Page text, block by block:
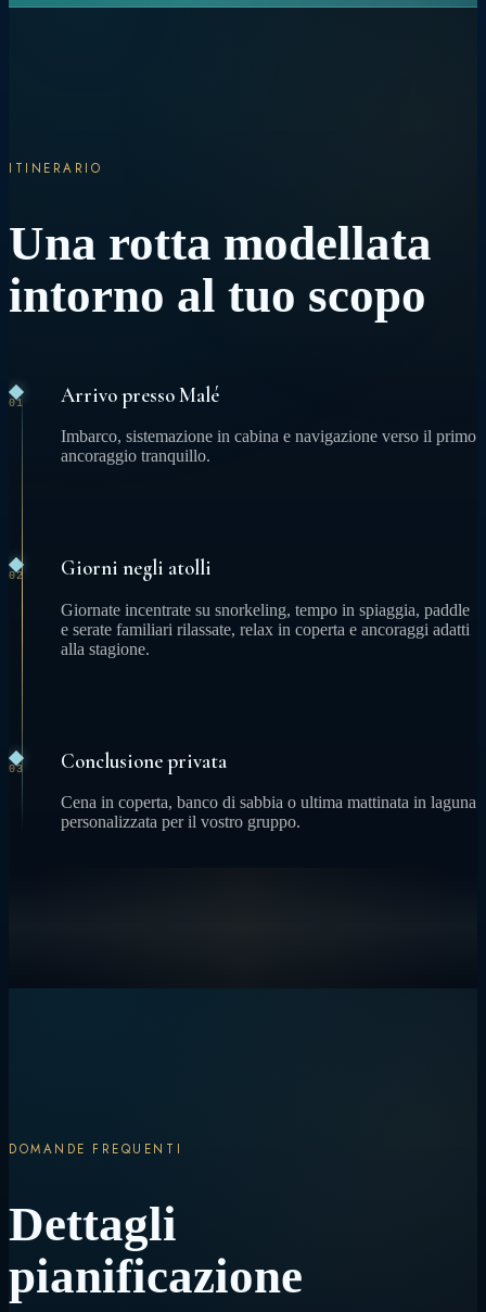
ITINERARIO
Una rotta modellata
intorno al tuo scopo
01 Arrivo presso Malé
Imbarco, sistemazione in cabina e navigazione verso il primo
ancoraggio tranquillo.
02 Giorni negli atolli
Giornate incentrate su snorkeling, tempo in spiaggia, paddle
e serate familiari rilassate, relax in coperta e ancoraggi adatti
alla stagione.
03 Conclusione privata
Cena in coperta, banco di sabbia o ultima mattinata in laguna
personalizzata per il vostro gruppo.
DOMANDE FREQUENTI
Dettagli
pianificazione